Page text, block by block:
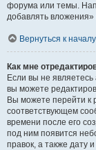
форума или темы.
добавлять вложения»
Вернуться к началу
Как мне
Если вы не
вы можете
Вы можете перейти к
соответствующем
времени после его
под ним появится
правок, а также дату